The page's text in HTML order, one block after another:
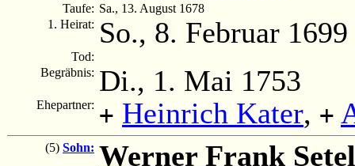
Taufe: Sa., 13. August 1678
1. Heirat: So., 8. Februar 1699
Tod:
Begräbnis: Di., 1. Mai 1753
Ehepartner: + Heinrich Kater, +
(5) Sohn: Werner Frank